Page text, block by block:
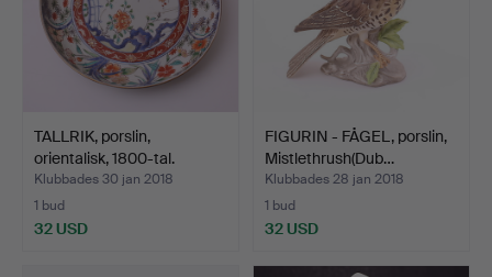
TALLRIK, porslin,
orientalisk, 1800-tal.
Klubbades 30 jan 2018
1 bud
32 USD
FIGURIN - FÅGEL, porslin,
Mistlethrush(Dub…
Klubbades 28 jan 2018
1 bud
32 USD